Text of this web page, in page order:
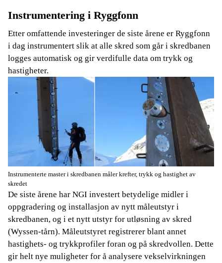
Instrumentering i Ryggfonn
Etter omfattende investeringer de siste årene er Ryggfonn
i dag instrumentert slik at alle skred som går i skredbanen
logges automatisk og gir verdifulle data om trykk og
hastigheter.
Instrumenterte master i skredbanen måler krefter, trykk og hastighet av
skredet
De siste årene har NGI investert betydelige midler i
oppgradering og installasjon av nytt måleutstyr i
skredbanen, og i et nytt utstyr for utløsning av skred
(Wyssen-tårn). Måleutstyret registrerer blant annet
hastighets- og trykkprofiler foran og på skredvollen. Dette
gir helt nye muligheter for å analysere vekselvirkningen